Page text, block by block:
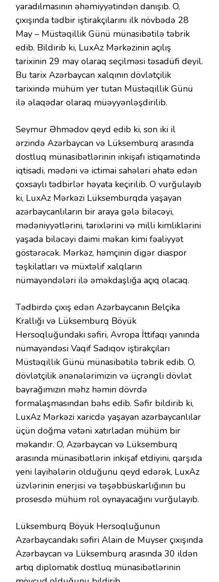
yaradılmasının əhəmiyyətindən danışıb. O,
çıxışında tədbir iştirakçılarını ilk növbədə 28
May – Müstəqillik Günü münasibətilə təbrik
edib. Bildirib ki, LuxAz Mərkəzinin açılış
tarixinin 29 may olaraq seçilməsi təsadüfi deyil.
Bu tarix Azərbaycan xalqının dövlətçilik
tarixində mühüm yer tutan Müstəqillik Günü
ilə əlaqədar olaraq müəyyənləşdirilib.
Seymur Əhmədov qeyd edib ki, son iki il
ərzində Azərbaycan və Lüksemburq arasında
dostluq münasibətlərinin inkişafı istiqamətində
iqtisadi, mədəni və ictimai sahələri əhatə edən
çoxsaylı tədbirlər həyata keçirilib. O vurğulayıb
ki, LuxAz Mərkəzi Lüksemburqda yaşayan
azərbaycanlıların bir araya gələ biləcəyi,
mədəniyyətlərini, tarixlərini və milli kimliklərini
yaşada biləcəyi daimi məkan kimi fəaliyyət
göstərəcək. Mərkəz, həmçinin digər diaspor
təşkilatları və müxtəlif xalqların
nümayəndələri ilə əməkdaşlığa açıq olacaq.
Tədbirdə çıxış edən Azərbaycanın Belçika
Krallığı və Lüksemburq Böyük
Hersoqluğundakı səfiri, Avropa İttifaqı yanında
nümayəndəsi Vaqif Sadıqov iştirakçıları
Müstəqillik Günü münasibətilə təbrik edib. O,
dövlətçilik ənənələrimizin və üçrəngli dövlət
bayrağımızın məhz həmin dövrdə
formalaşmasından bəhs edib. Səfir bildirib ki,
LuxAz Mərkəzi xaricdə yaşayan azərbaycanlılar
üçün doğma vətəni xatırladan mühüm bir
məkandır. O, Azərbaycan və Lüksemburq
arasında münasibətlərin inkişaf etdiyini, qarşıda
yeni layihələrin olduğunu qeyd edərək, LuxAz
üzvlərinin enerjisi və təşəbbüskarlığının bu
prosesdə mühüm rol oynayacağını vurğulayıb.
Lüksemburq Böyük Hersoqluğunun
Azərbaycandakı səfiri Alain de Muyser çıxışında
Azərbaycan və Lüksemburq arasında 30 ildən
artıq diplomatik dostluq münasibətlərinin